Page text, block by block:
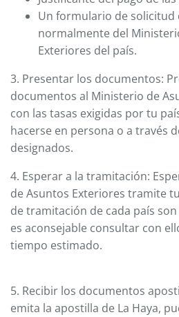
Un formulario de solicitud
normalmente del
Exteriores del país.
3. Presentar los documentos:
documentos al Ministerio de
con las tasas exigidas por tu
hacerse en persona o a través
designados.
4. Esperar a la tramitación:
de Asuntos Exteriores tramite
de tramitación de cada país
es aconsejable consultar con
tiempo estimado.
5. Recibir los documentos
emita la apostilla de La Haya,